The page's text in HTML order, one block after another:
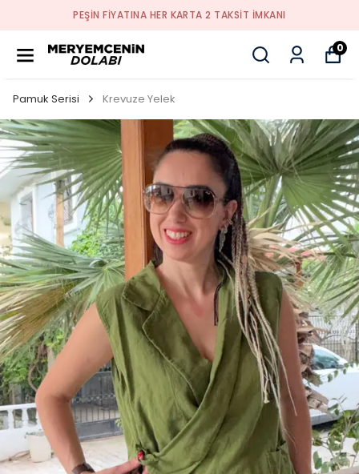
PEŞİN FİYATINA HER KARTA 2 TAKSİT İMKANI
0
Pamuk Serisi Krevuze Yelek